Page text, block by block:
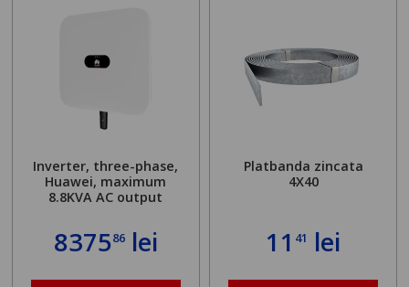
Inverter, three-phase,
Huawei, maximum
8.8KVA AC output
837586lei
Platbanda zincata
4X40
11 41 lei